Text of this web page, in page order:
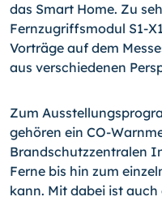
das Smart Home. Zu
Fernzugriffsmodul S1-
Vorträge auf dem
aus verschiedenen
Zum
gehören ein CO-
Brandschutzzentralen
Ferne bis hin zum
kann. Mit dabei ist auch